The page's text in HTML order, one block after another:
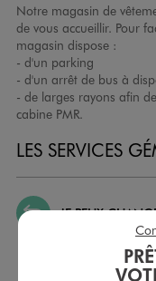
Notre magasin de
de vous accueillir. Pour
magasin dispose :
- d'un parking
- d'un arrêt de bus à
- de larges rayons afin
cabine PMR.
LES SERVICES
JE PEUX
Nous
remboursement
sous 30 jours,